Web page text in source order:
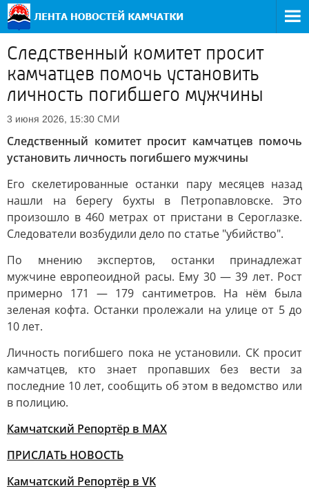
Следственный комитет просит
камчатцев помочь установить
личность погибшего мужчины
3 июня 2026, 15:30 СМИ
Следственный комитет просит камчатцев помочь
установить личность погибшего мужчины
Его скелетированные останки пару месяцев назад
нашли на берегу бухты в Петропавловске. Это
произошло в 460 метрах от пристани в Сероглазке.
Следователи возбудили дело по статье "убийство".
По мнению экспертов, останки принадлежат
мужчине европеоидной расы. Ему 30 — 39 лет. Рост
примерно 171 — 179 сантиметров. На нём была
зеленая кофта. Останки пролежали на улице от 5 до
10 лет.
Личность погибшего пока не установили. СК просит
камчатцев, кто знает пропавших без вести за
последние 10 лет, сообщить об этом в ведомство или
в полицию.
Камчатский Репортёр в MAX
ПРИСЛАТЬ НОВОСТЬ
Камчатский Репортёр в VK